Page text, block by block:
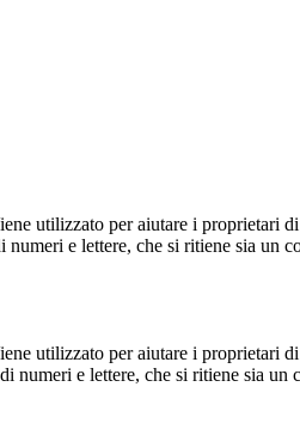
utilizzato per aiutare i proprietari
e lettere, che si ritiene sia un
utilizzato per aiutare i proprietari
numeri e lettere, che si ritiene sia